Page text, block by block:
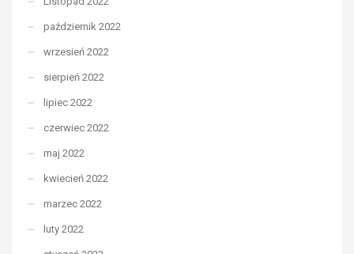
październik 2022
wrzesień 2022
sierpień 2022
lipiec 2022
czerwiec 2022
maj 2022
kwiecień 2022
marzec 2022
luty 2022